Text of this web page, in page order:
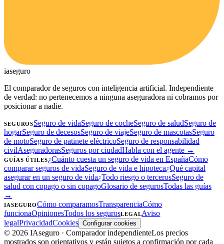
iaseguro
El comparador de seguros con inteligencia artificial. Independiente
de verdad: no pertenecemos a ninguna aseguradora ni cobramos por
posicionar a nadie.
SEGUROSSeguro de vidaSeguro de cocheSeguro de saludSeguro de
hogarSeguro de decesosSeguro de viajeSeguro de mascotasSeguro
de motoSeguro de patinete eléctricoSeguro de responsabilidad
civilAseguradorasSeguros por ciudadHabla con el agente →
GUÍAS ÚTILES¿Cuánto cuesta un seguro de vida en EspañaCómo
comparar seguros de vidaSeguro de vida e hipoteca¿Qué capital
asegurar en un seguro de vida¿Todo riesgo o tercerosSeguro de
salud con copago o sin copagoGlosario de segurosTodas las guías
→
IASEGUROCómo comparamosTransparenciaCómo
funcionaOpinionesTodos los segurosLEGALAviso
legalPrivacidadCookies Configurar cookies
© 2026 IAseguro · Comparador independienteLos precios
mostrados son orientativos y están sujetos a confirmación por cada